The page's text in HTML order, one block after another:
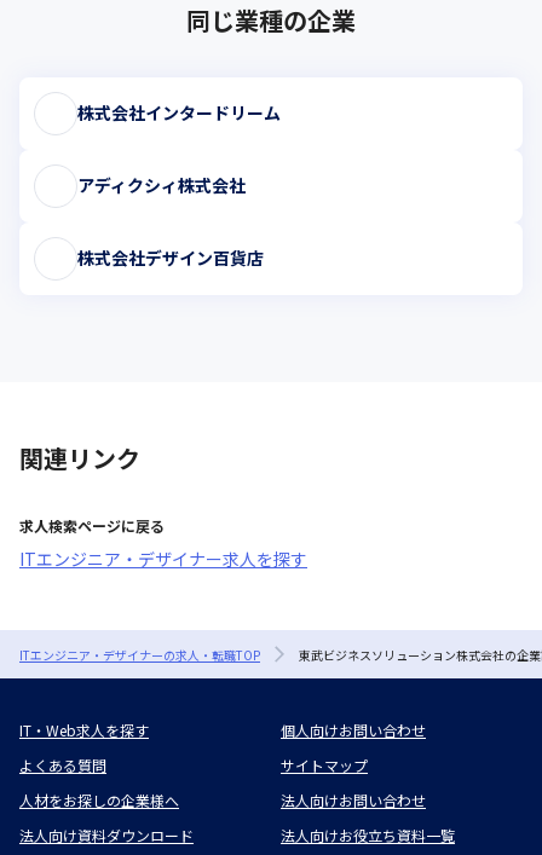
同じ業種の企業
株式会社インタードリーム
アディクシィ株式会社
株式会社デザイン百貨店
関連リンク
求人検索ページに戻る
ITエンジニア・デザイナー求人を探す
ITエンジニア・デザイナーの求人・転職TOP 東武ビジネスソリューション株式会社の企
IT・Web求人を探す
個人向けお問い合わせ
よくある質問
サイトマップ
人材をお探しの企業様へ
法人向けお問い合わせ
法人向け資料ダウンロード
法人向けお役立ち資料一覧